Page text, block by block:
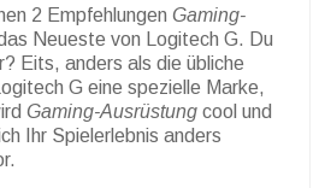
2 Empfehlungen Gaming-
Neueste von Logitech G. Du
Eits, anders als die übliche
G eine spezielle Marke,
Gaming-Ausrüstung cool und
Ihr Spielerlebnis anders